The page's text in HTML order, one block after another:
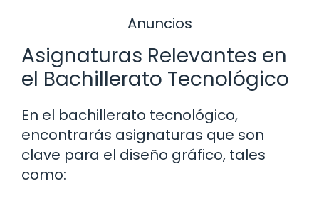
Anuncios
Asignaturas Relevantes en
el Bachillerato Tecnológico
En el bachillerato tecnológico,
encontrarás asignaturas que son
clave para el diseño gráfico, tales
como: